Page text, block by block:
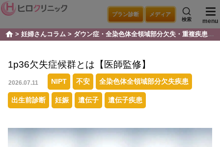
プラン診断 メディア
検索 menu
home妊婦さんコラム ダウン症・全染色体全領域部分欠失・重複疾患
1p36欠失症候群とは【医師監修】
2026.07.11 NIPT 不安 全染色体全領域部分欠失疾患
出生前診断 妊娠 遺伝子 遺伝子疾患